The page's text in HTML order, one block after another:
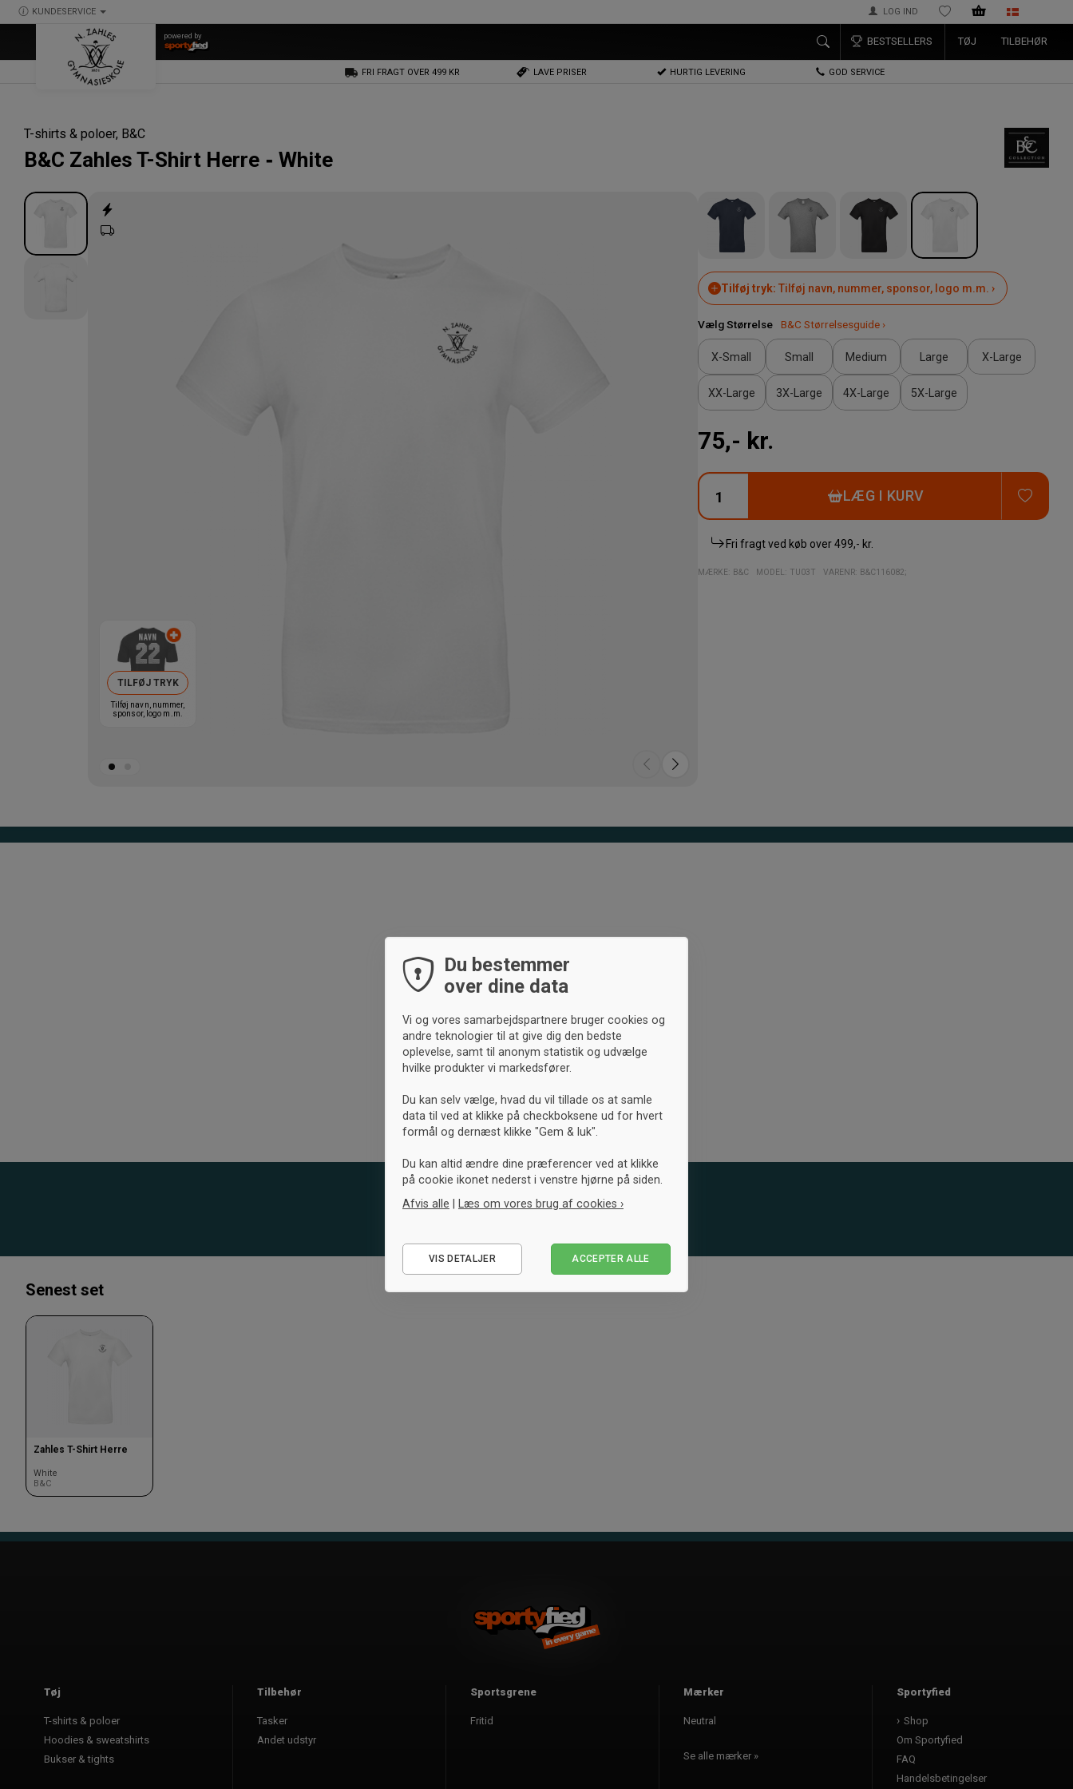
KUNDESERVICE LOG IND ØNSKELISTE
powered by BESTSELLERS TØJ TILBEHØR
FRI FRAGT OVER 499 KR LAVE PRISER HURTIG LEVERING GOD SERVICE
T-shirts & poloer, B&C
B&C Zahles T-Shirt Herre White
TILFØJ TRYK
Tilføj navn, nummer,
sponsor, logo m.m.
Tilføj tryk: Tilføj navn, nummer, sponsor, logo m.m. ›
Vælg Størrelse B&C Størrelsesguide ›
X-Small Small Medium Large X-Large
XX-Large 3X-Large 4X-Large 5X-Large
75,- kr.
LÆG I KURV
Fri fragt ved køb over499,- kr.
MÆRKE: B&C MODEL: TU03T VARENR: B&C116082;
Senest set
Zahles T-Shirt Herre
White
B&C
Tøj
T-shirts & poloer
Hoodies & sweatshirts
Bukser & tights
Tilbehør
Tasker
Andet udstyr
Sportsgrene
Fritid
Mærker
Neutral
Se alle mærker »
Sportyfied
Shop
Om Sportyfied
FAQ
Handelsbetingelser
Du bestemmer
over dine data
Vi og vores samarbejdspartnere bruger cookies og
andre teknologier til at give dig den bedste
oplevelse, samt til anonym statistik og udvælge
hvilke produkter vi markedsfører.
Du kan selv vælge, hvad du vil tillade os at samle
data til ved at klikke på checkboksene ud for hvert
formål og dernæst klikke "Gem & luk".
Du kan altid ændre dine præferencer ved at klikke
på cookie ikonet nederst i venstre hjørne på siden.
Afvis alle
Læs om vores brug af cookies ›
Statistiske
VIS DETALJER ACCEPTER ALLE